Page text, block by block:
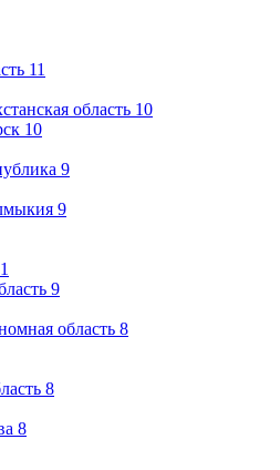
11
область 10
10
9
9
1
9
область 8
8
8